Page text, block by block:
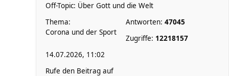
Off-Topic: Über Gott und die Welt
Thema:
Corona und der Sport
Antworten: 47045
Zugriffe: 12218157
14.07.2026, 11:02
Rufe den Beitrag auf